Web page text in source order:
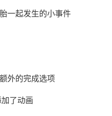
一起发生的小事件
外的完成选项
了动画